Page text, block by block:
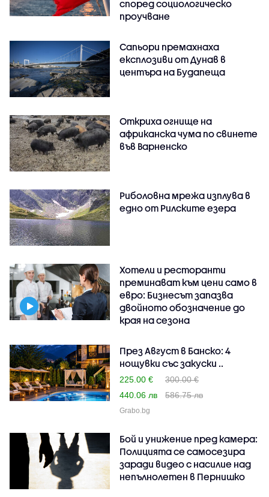
според социологическо
проучване
Сапьори премахнаха
експлозиви от Дунав в
центъра на Будапеща
Откриха огнище на
африканска чума по свинете
във Варненско
Риболовна мрежа изплува в
едно от Рилските езера
Хотели и ресторанти
преминават към цени само в
евро: Бизнесът запазва
двойното обозначение до
края на сезона
През Август в Банско: 4
нощувки със закуски ..
225.00 €
300.00 €
440.06 лв
586.75 лв
Grabo.bg
Бой и унижение пред камера:
Полицията се самосезира
заради видео с насилие над
непълнолетен в Пернишко